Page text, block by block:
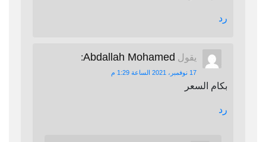
رد
يقول Abdallah Mohamed
:
17 نوفمبر، 2021 الساعة 1:29 م
بكام السعر
رد